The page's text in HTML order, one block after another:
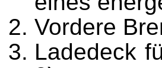
Vordere
Ladedeck